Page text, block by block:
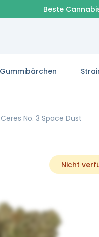
Beste
Gummibärchen
Ceres No. 3 Space Dust
Nicht